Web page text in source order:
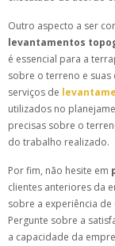
Outro aspecto a ser
levantamentos
é essencial para a
sobre o terreno e suas
serviços de
utilizados no
precisas sobre o
do trabalho realizado.
Por fim, não hesite em
clientes anteriores da
sobre a experiência
Pergunte sobre a
a capacidade da